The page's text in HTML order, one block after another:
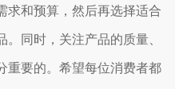
求和预算，然后再选择适合
同时，关注产品的质量、
重要的。希望每位消费者都